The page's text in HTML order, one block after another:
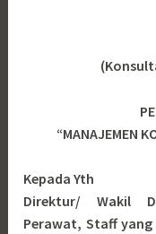
“MANAJEMEN
Kepada Yth
Direktur/ Wakil
Perawat, Staff